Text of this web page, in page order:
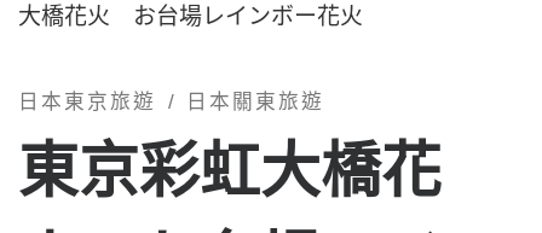
大橋花火 お台場レインボー花火
日本東京旅遊 日本關東旅遊
東京彩虹大橋花